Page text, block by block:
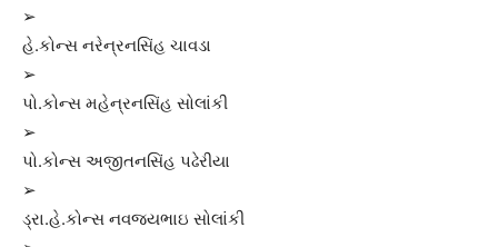
➢
હે.કોન્સ નરેન્રનસિંહ ચાવડા
➢
પો.કોન્સ મહેન્રનસિંહ સોલાંકી
➢
પો.કોન્સ અજીતનસિંહ પઢેરીયા
➢
ડ્રા.હે.કોન્સ નવજયભાઇ સોલાંકી